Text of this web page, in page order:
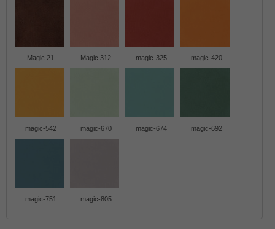
Magic 21 Magic 312 magic-325 magic-420
magic-542 magic-670 magic-674 magic-692
magic-751 magic-805